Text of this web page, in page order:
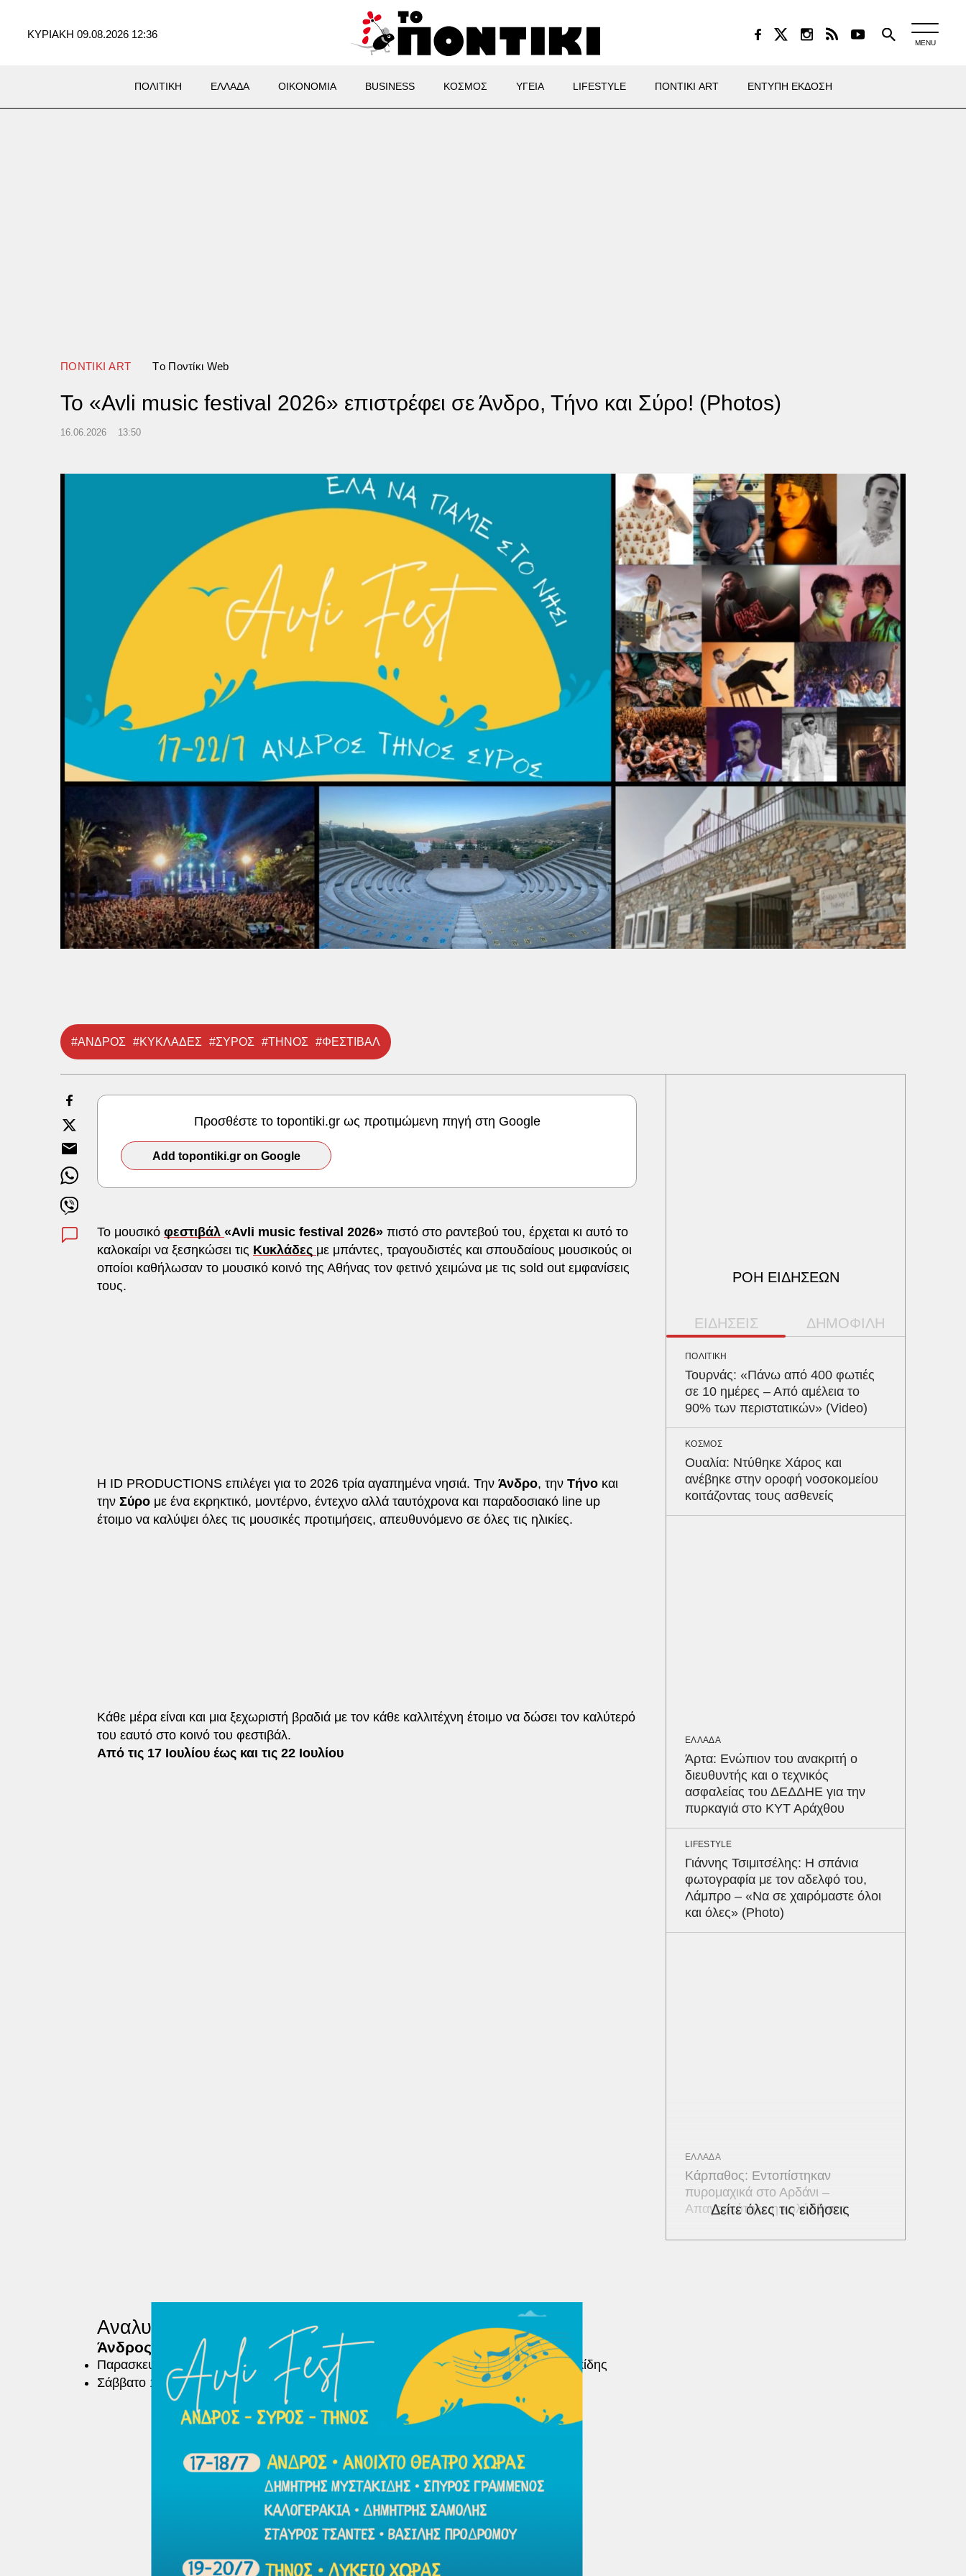
ΚΥΡΙΑΚΗ 09.08.2026 12:36
MENU
ΠΟΛΙΤΙΚΗ ΕΛΛΑΔΑ ΟΙΚΟΝΟΜΙΑ BUSINESS ΚΟΣΜΟΣ ΥΓΕΙΑ LIFESTYLE ΠΟΝΤΙΚΙ ART ΕΝΤΥΠΗ ΕΚΔΟΣΗ
ΠΟΝΤΙΚΙ ART Tο Ποντίκι Web
Το «Avli music festival 2026» επιστρέφει σε Άνδρο, Τήνο και Σύρο! (Photos)
16.06.2026 13:50
#ΑΝΔΡΟΣ #ΚΥΚΛΑΔΕΣ #ΣΥΡΟΣ #ΤΗΝΟΣ #ΦΕΣΤΙΒΑΛ
Προσθέστε το topontiki.gr ως προτιμώμενη πηγή στη Google
Add topontiki.gr on Google
Το μουσικό φεστιβάλ «Avli music festival 2026» πιστό στο ραντεβού του, έρχεται κι αυτό το
καλοκαίρι να ξεσηκώσει τις Κυκλάδες με μπάντες, τραγουδιστές και σπουδαίους μουσικούς οι
οποίοι καθήλωσαν το μουσικό κοινό της Αθήνας τον φετινό χειμώνα με τις sold out εμφανίσεις
τους.
Η ID PRODUCTIONS επιλέγει για το 2026 τρία αγαπημένα νησιά. Την Άνδρο, την Τήνο και
την Σύρο με ένα εκρηκτικό, μοντέρνο, έντεχνο αλλά ταυτόχρονα και παραδοσιακό line up
έτοιμο να καλύψει όλες τις μουσικές προτιμήσεις, απευθυνόμενο σε όλες τις ηλικίες.
Κάθε μέρα είναι και μια ξεχωριστή βραδιά με τον κάθε καλλιτέχνη έτοιμο να δώσει τον καλύτερό
του εαυτό στο κοινό του φεστιβάλ.
Από τις 17 Ιουλίου έως και τις 22 Ιουλίου
Αναλυτικά το πρόγραμμα
Άνδρος – Ανοιχτό Θέατρο Χώρας
Παρασκευή 17 Ιουλίου – Βασίλης Προδρόμου, Δημήτρης Σαμόλης, Δημήτρης Μυστακίδης
Σάββατο 18 Ιουλίου – Σταύρος Τσαντές, Σπύρος Γραμμένος, Καλογεράκια
ΡΟΗ ΕΙΔΗΣΕΩΝ
ΕΙΔΗΣΕΙΣ ΔΗΜΟΦΙΛΗ
ΠΟΛΙΤΙΚΗ
Τουρνάς: «Πάνω από 400 φωτιές
σε 10 ημέρες – Από αμέλεια το
90% των περιστατικών» (Video)
ΚΟΣΜΟΣ
Ουαλία: Ντύθηκε Χάρος και
ανέβηκε στην οροφή νοσοκομείου
κοιτάζοντας τους ασθενείς
ΕΛΛΑΔΑ
Άρτα: Ενώπιον του ανακριτή ο
διευθυντής και ο τεχνικός
ασφαλείας του ΔΕΔΔΗΕ για την
πυρκαγιά στο ΚΥΤ Αράχθου
LIFESTYLE
Γιάννης Τσιμιτσέλης: Η σπάνια
φωτογραφία με τον αδελφό του,
Λάμπρο – «Να σε χαιρόμαστε όλοι
και όλες» (Photo)
ΕΛΛΑΔΑ
Κάρπαθος: Εντοπίστηκαν
πυρομαχικά στο Αρδάνι –
Απαγορεύτηκε η κολύμβηση
Δείτε όλες τις ειδήσεις